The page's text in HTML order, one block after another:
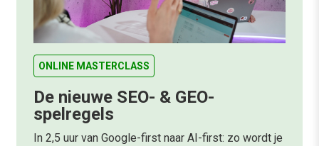
ONLINE MASTERCLASS
De nieuwe SEO- & GEO-
spelregels
In 2,5 uur van Google-first naar AI-first: zo wordt je